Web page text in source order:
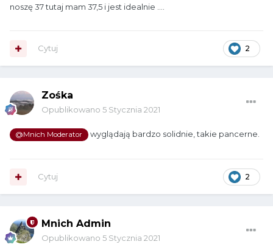
noszę 37 tutaj mam 37,5 i jest idealnie ....
2
Cytuj
Zośka
Opublikowano 5 Stycznia 2021
@Mnich Moderator wyglądają bardzo solidnie, takie pancerne.
2
Cytuj
Mnich Admin
Opublikowano 5 Stycznia 2021